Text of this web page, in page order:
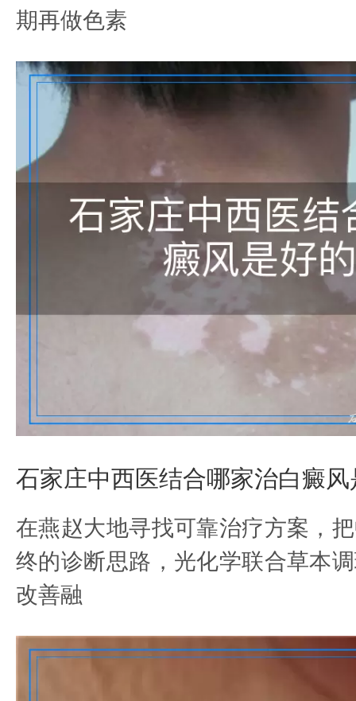
期再做色素
石家庄中西医结合哪家治白癜
在燕赵大地寻找可靠治疗方案，
终的诊断思路，光化学联合草本
改善融